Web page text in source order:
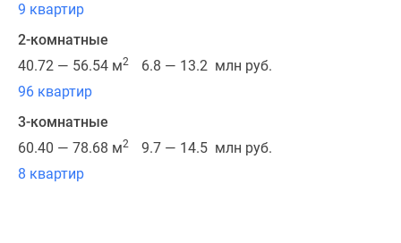
в
микрорайоне
Мамонтовка,
окружение
которого
наполнено
природой:
здесь
9 квартир
2-комнатные
40.72 — 56.54 м2
6.8 — 13.2 млн руб.
96 квартир
3-комнатные
60.40 — 78.68 м2
9.7 — 14.5 млн руб.
8 квартир